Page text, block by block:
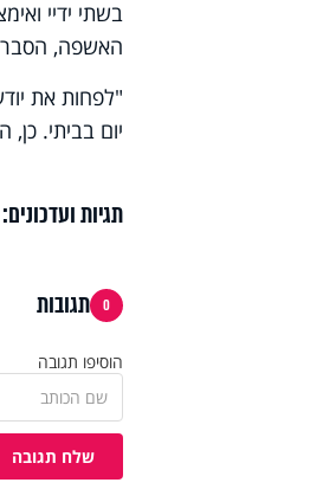
בשתי ידיי
האשפה,
"לפחות את
יום בביתי.
תגיות ועדכונים:
0 תגובות
הוסיפו תגובה
שלח תגובה